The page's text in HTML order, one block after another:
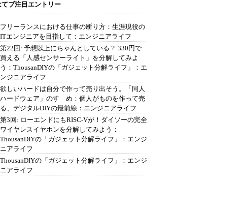
てブ注目エントリー
フリーランスにおける仕事の断り方：生涯現役の
ITエンジニアを目指して：エンジニアライフ
第22回: 予想以上にちゃんとしている？ 330円で
買える「人感センサーライト」を分解してみよ
う：ThousanDIYの「ガジェット分解ライフ」：エ
ンジニアライフ
欲しいハードは自分で作って売り出そう。「同人
ハードウェア」のすゝめ：個人がものを作って売
る、デジタルDIYの最前線：エンジニアライフ
第3回: ローエンドにもRISC-Vが！ダイソーの完全
ワイヤレスイヤホンを分解してみよう：
ThousanDIYの「ガジェット分解ライフ」：エンジ
ニアライフ
ThousanDIYの「ガジェット分解ライフ」：エンジ
ニアライフ